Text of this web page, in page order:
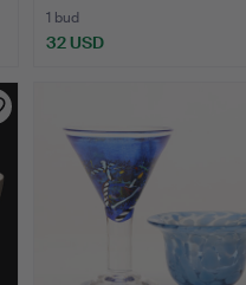
1 bud
32 USD